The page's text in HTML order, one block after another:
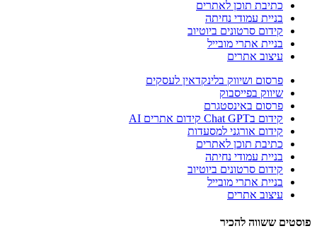
כתיבת תוכן לאתרים
בניית עמודי נחיתה
קידום סרטונים ביוטיוב
בניית אתרי מובייל
עיצוב אתרים
פרסום ושיווק בלינקדאין לעסקים
שיווק בפייסבוק
פרסום באינסטגרם
קידום בChat GPT קידום אתרים AI
קידום אורגני למסעדות
כתיבת תוכן לאתרים
בניית עמודי נחיתה
קידום סרטונים ביוטיוב
בניית אתרי מובייל
עיצוב אתרים
פוסטים ששווה להכיר